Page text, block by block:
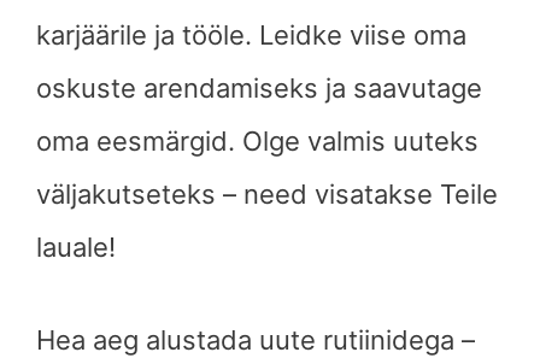
karjäärile ja tööle. Leidke viise oma
oskuste arendamiseks ja saavutage
oma eesmärgid. Olge valmis uuteks
väljakutseteks – need visatakse Teile
lauale!
Hea aeg alustada uute rutiinidega –